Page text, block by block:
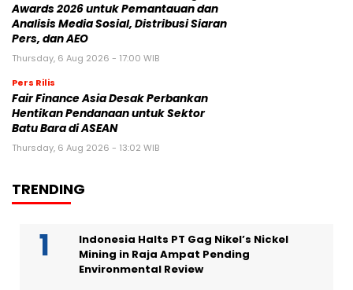
Awards 2026 untuk Pemantauan dan
Analisis Media Sosial, Distribusi Siaran
Pers, dan AEO
Thursday, 6 Aug 2026 - 17:00 WIB
Pers Rilis
Fair Finance Asia Desak Perbankan
Hentikan Pendanaan untuk Sektor
Batu Bara di ASEAN
Thursday, 6 Aug 2026 - 13:02 WIB
TRENDING
Indonesia Halts PT Gag Nikel’s Nickel
Mining in Raja Ampat Pending
Environmental Review